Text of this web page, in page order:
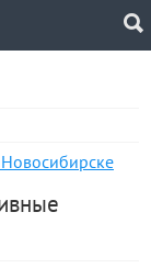
Новосибирске